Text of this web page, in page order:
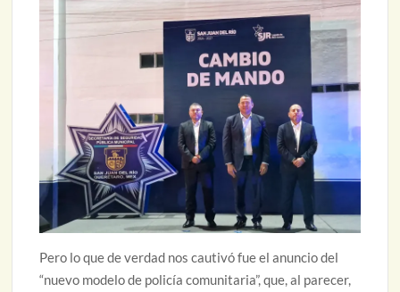
Pero lo que de verdad nos cautivó fue el anuncio del
“nuevo modelo de policía comunitaria”, que, al parecer,